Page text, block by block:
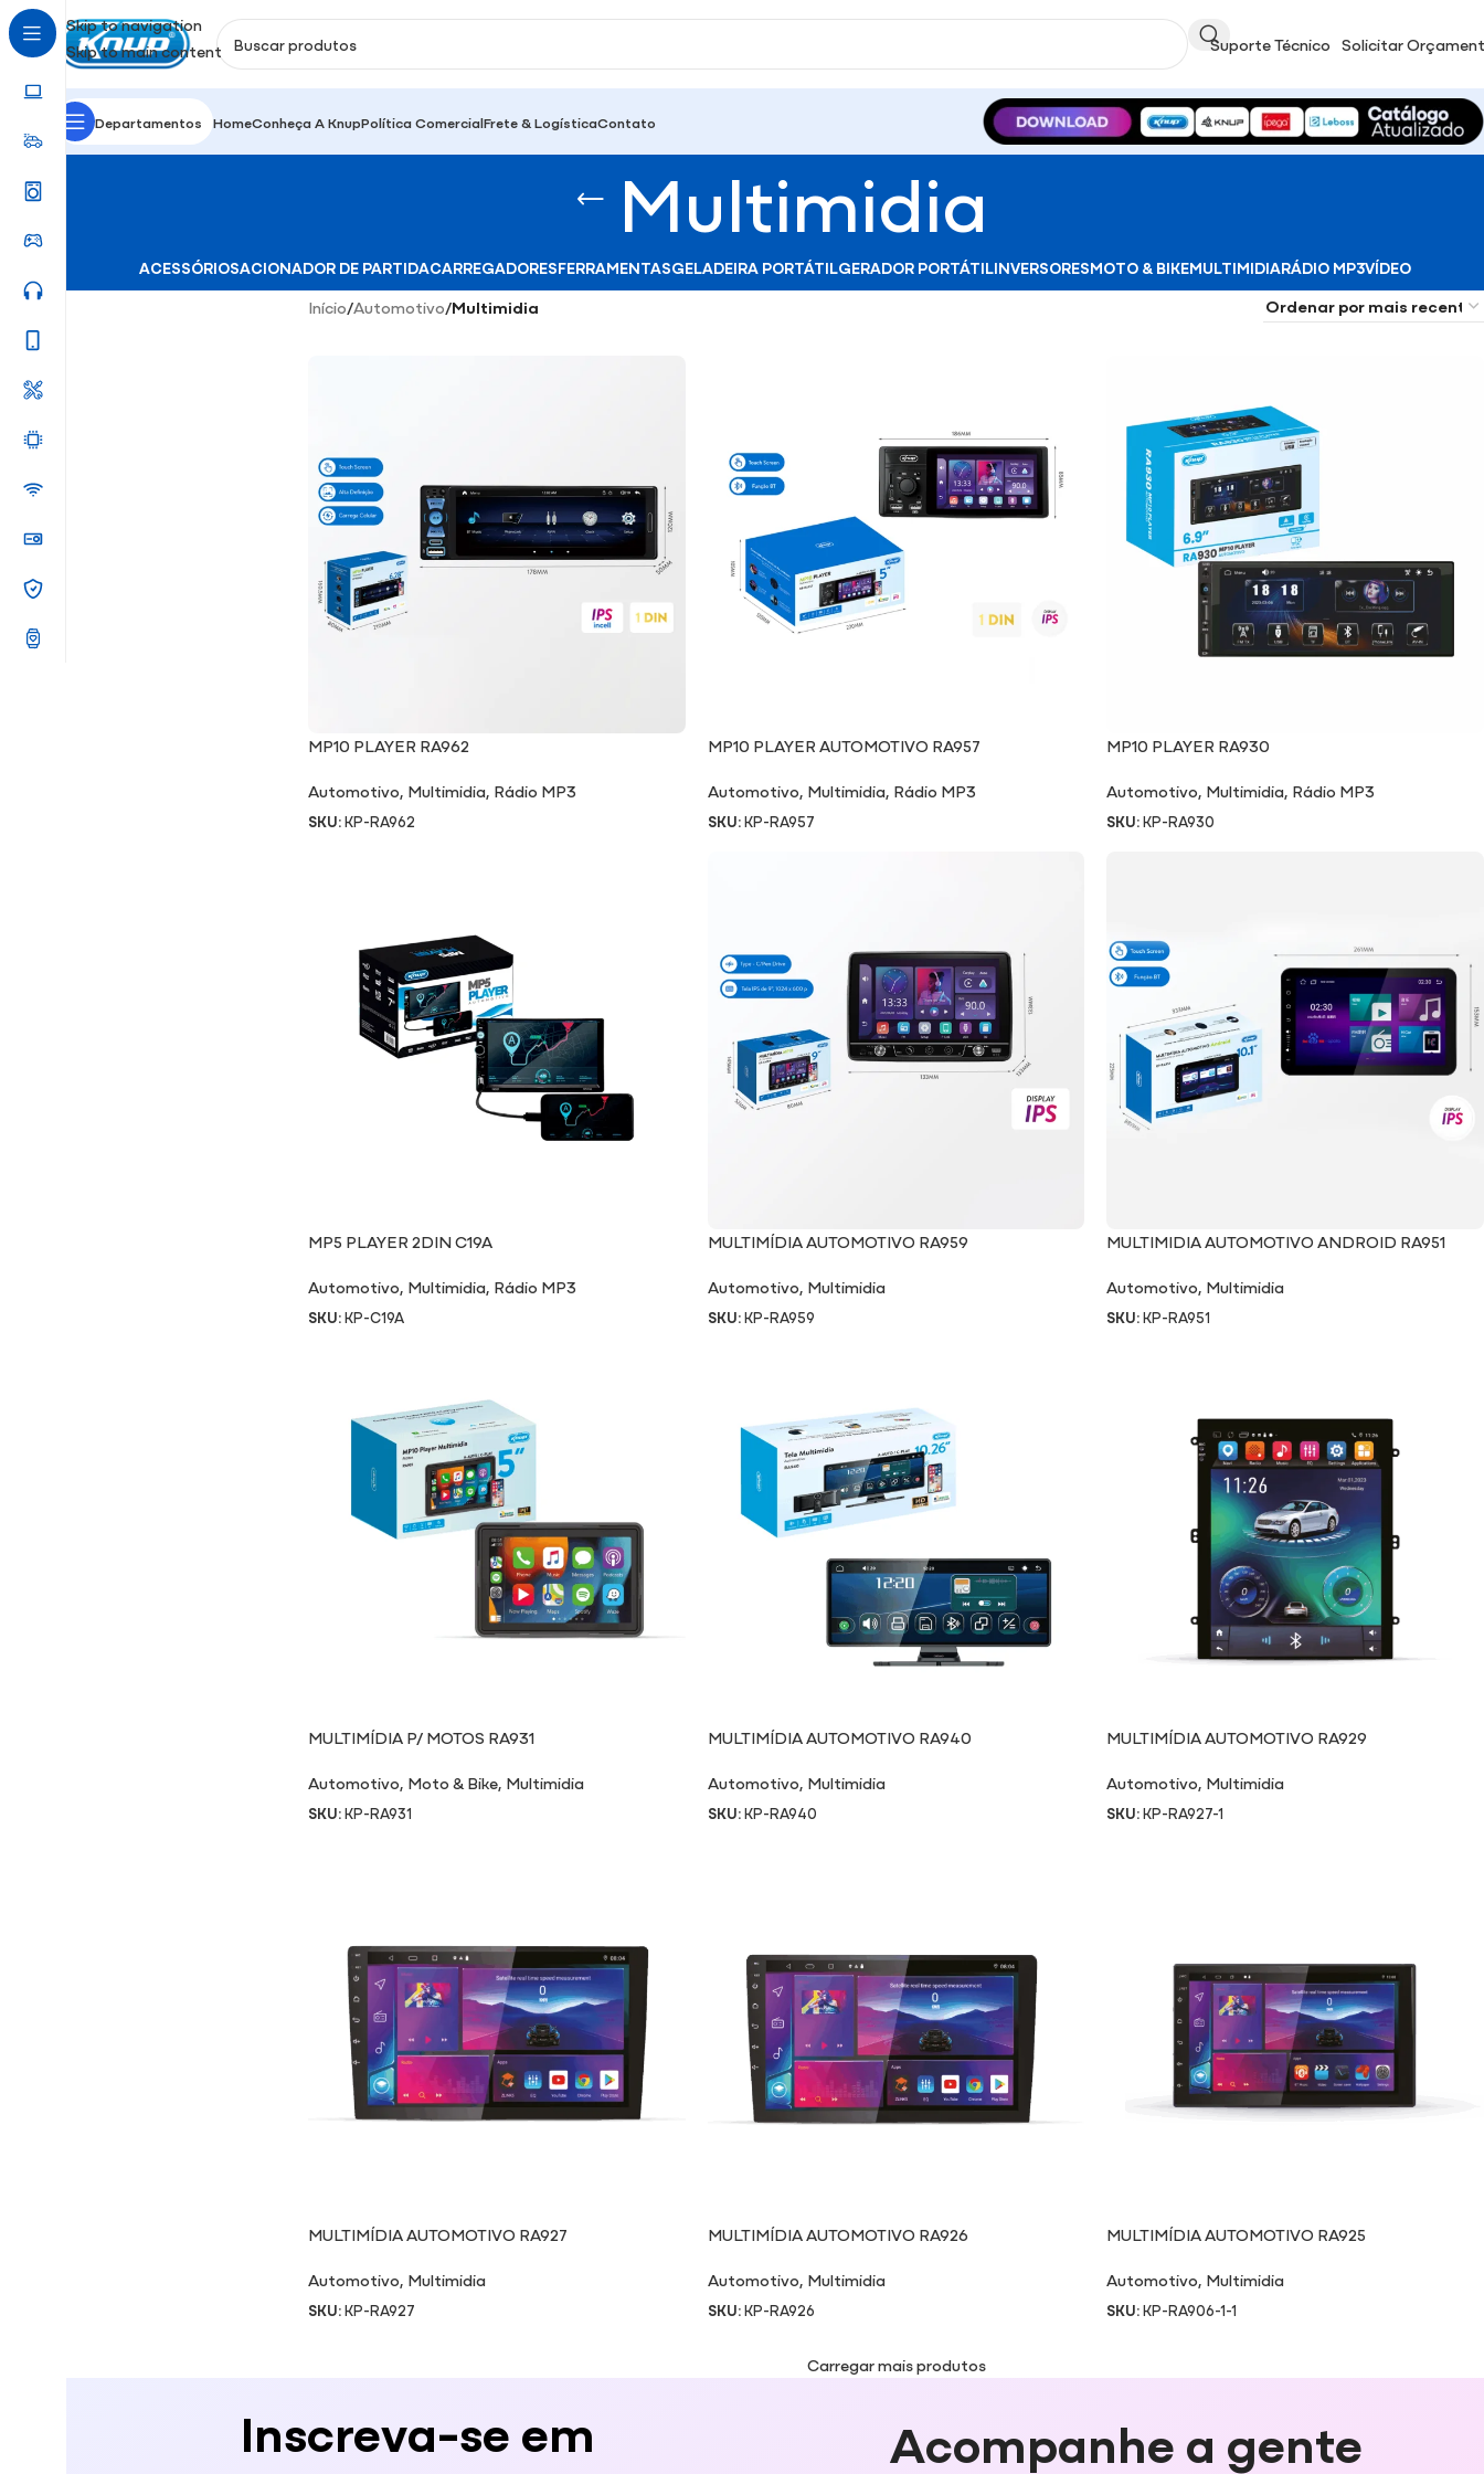
Skip to navigation
Skip to main content
Suporte Técnico Solicitar
Departamentos HomeConheça A KnupPolítica ComercialFrete & LogísticaContato
Multimidia
ACESSÓRIOSACIONADOR DE PARTIDACARREGADORESFERRAMENTASGELADEIRA PORTÁTILGERADOR PORTÁTILINVERSORESMOTO & BIKEMULTIMIDIARÁDIO MP3VÍDEO
Início/Automotivo/Multimidia
MP10 PLAYER RA962
Automotivo, Multimidia, Rádio MP3
SKU:KP-RA962
MP10 PLAYER AUTOMOTIVO RA957
Automotivo, Multimidia, Rádio MP3
SKU:KP-RA957
MP10 PLAYER RA930
Automotivo, Multimidia, Rádio MP3
SKU:KP-RA930
MP5 PLAYER 2DIN C19A
Automotivo, Multimidia, Rádio MP3
SKU:KP-C19A
MULTIMÍDIA AUTOMOTIVO RA959
Automotivo, Multimidia
SKU:KP-RA959
MULTIMIDIA AUTOMOTIVO ANDROID RA951
Automotivo, Multimidia
SKU:KP-RA951
MULTIMÍDIA P/ MOTOS RA931
Automotivo, Moto & Bike, Multimidia
SKU:KP-RA931
MULTIMÍDIA AUTOMOTIVO RA940
Automotivo, Multimidia
SKU:KP-RA940
MULTIMÍDIA AUTOMOTIVO RA929
Automotivo, Multimidia
SKU:KP-RA927-1
MULTIMÍDIA AUTOMOTIVO RA927
Automotivo, Multimidia
SKU:KP-RA927
MULTIMÍDIA AUTOMOTIVO RA926
Automotivo, Multimidia
SKU:KP-RA926
MULTIMÍDIA AUTOMOTIVO RA925
Automotivo, Multimidia
SKU:KP-RA906-1-1
Carregar mais produtos
Inscreva-se em
Acompanhe a gente